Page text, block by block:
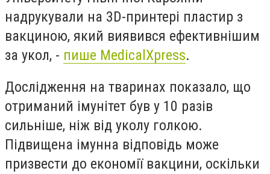
надрукували на 3D-принтері пластир з
вакциною, який виявився ефективнішим
за укол, - пише MedicalXpress.
Дослідження на тваринах показало, що
отриманий імунітет був у 10 разів
сильніше, ніж від уколу голкою.
Підвищена імунна відповідь може
призвести до економії вакцини, оскільки